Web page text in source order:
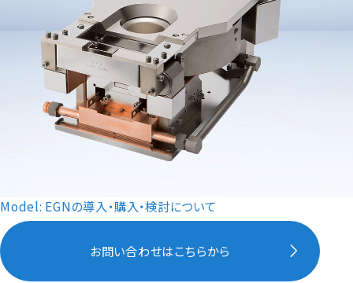
Model: EGNの導入・購入・検討について
お問い合わせはこちらから